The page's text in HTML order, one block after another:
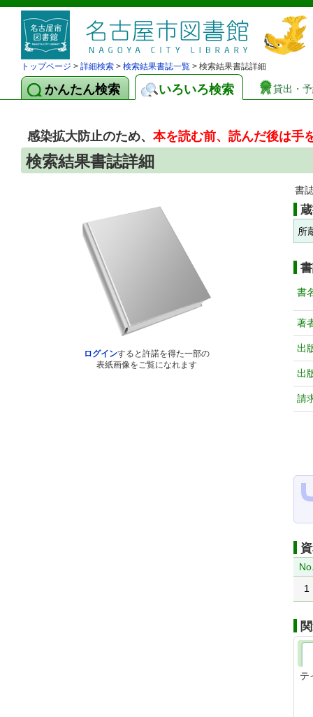
トップページ > 詳細検索 > 検索結果書誌一覧 > 検索結果書誌詳細
かんたん検索 いろいろ検索 貸出・
感染拡大防止のため、本を読む前、読んだ後は手
検索結果書誌詳細
ログインすると許諾を得た一部の
表紙画像をご覧になれます
書
所
書
著
出
出
請
1
テ